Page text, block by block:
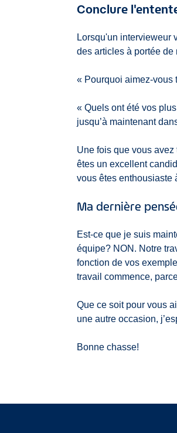
Conclure
Lorsqu'un intervieweur
des articles à portée
« Pourquoi aimez-vous
« Quels ont été vos
jusqu’à maintenant
Une fois que vous
êtes un excellent
vous êtes enthousiaste
Ma dernière
Est-ce que je suis
équipe? NON. Notre
fonction de vos
travail commence,
Que ce soit pour vous
une autre occasion,
Bonne chasse!